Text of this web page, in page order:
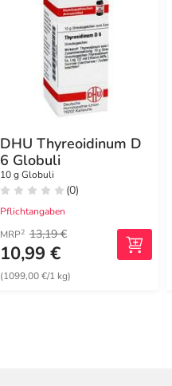
DHU Thyreoidinum D
6 Globuli
10 g Globuli
(0)
Pflichtangaben
MRP2 13,19 €
10,99 €
(1099,00 €/1 kg)